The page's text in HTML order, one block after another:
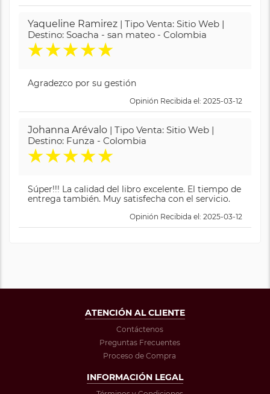
Yaqueline Ramirez | Tipo Venta: Sitio Web |
Destino: Soacha - san mateo - Colombia
★★★★★
Agradezco por su gestión
Opinión Recibida el: 2025-03-12
Johanna Arévalo | Tipo Venta: Sitio Web |
Destino: Funza - Colombia
★★★★★
Súper!!! La calidad del libro excelente. El tiempo de
entrega también. Muy satisfecha con el servicio.
Opinión Recibida el: 2025-03-12
ATENCIÓN AL CLIENTE
Contáctenos
Preguntas Frecuentes
Proceso de Compra
INFORMACIÓN LEGAL